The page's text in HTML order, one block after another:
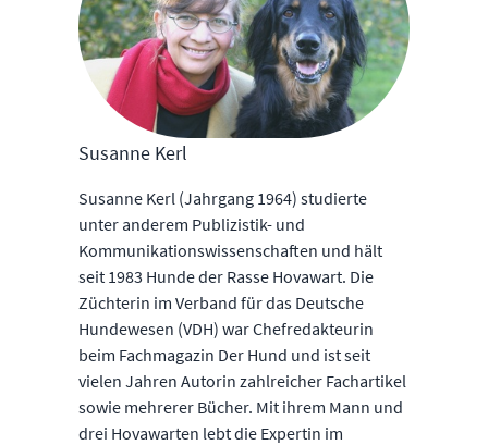
Susanne Kerl
Susanne Kerl (Jahrgang 1964) studierte
unter anderem Publizistik- und
Kommunikationswissenschaften und hält
seit 1983 Hunde der Rasse Hovawart. Die
Züchterin im Verband für das Deutsche
Hundewesen (VDH) war Chefredakteurin
beim Fachmagazin Der Hund und ist seit
vielen Jahren Autorin zahlreicher Fachartikel
sowie mehrerer Bücher. Mit ihrem Mann und
drei Hovawarten lebt die Expertin im